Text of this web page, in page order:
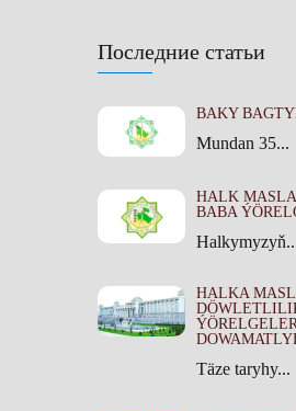
Последние статьи
BAKY
Mundan 35...
HALK
BABA
HALKA
Täze taryhy...